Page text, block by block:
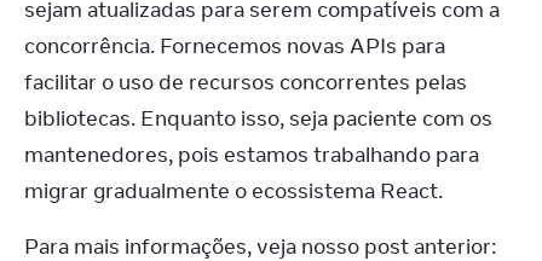
sejam atualizadas para serem compatíveis com a
concorrência. Fornecemos novas APIs para
facilitar o uso de recursos concorrentes pelas
bibliotecas. Enquanto isso, seja paciente com os
mantenedores, pois estamos trabalhando para
migrar gradualmente o ecossistema React.